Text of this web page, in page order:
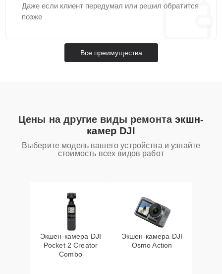
Даже если клиент передумал или решил обратится
позже
Все преимущества
Цены на другие виды ремонтаэкшн-
камер DJI
Выберите модель вашего устройства и узнайте
стоимость всех видов работ
Экшен-камера DJI
Pocket 2 Creator
Combo
Экшен-камера DJI
Osmo Action